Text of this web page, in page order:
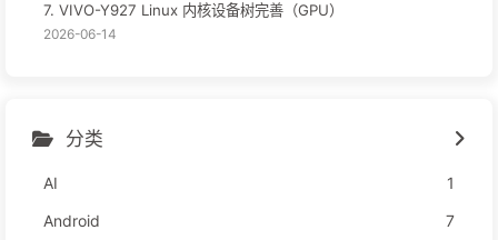
7. VIVO-Y927 Linux 内核设备树完善（GPU）
2026-06-14
分类
AI
1
Android
7